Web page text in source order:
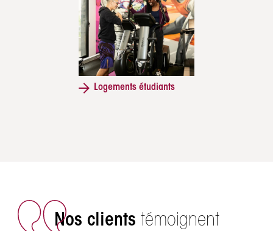
Logements étudiants
Nos clients témoignent